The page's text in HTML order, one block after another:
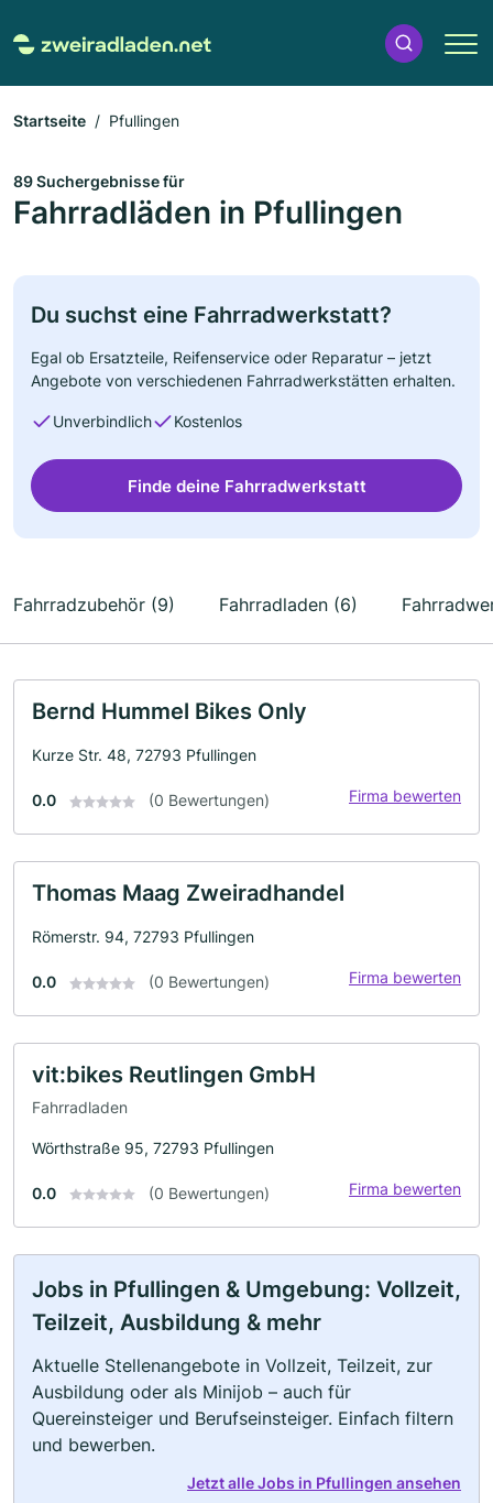
Startseite Pfullingen
89 Suchergebnisse für
Fahrradläden in Pfullingen
Du suchst eine Fahrradwerkstatt?
Egal ob Ersatzteile, Reifenservice oder Reparatur – jetzt
Angebote von verschiedenen Fahrradwerkstätten erhalten.
Unverbindlich Kostenlos
Finde deine Fahrradwerkstatt
Fahrradzubehör (9) Fahrradladen (6)
Bernd Hummel Bikes Only
Kurze Str. 48, 72793 Pfullingen
0.0 (0 Bewertungen) Firma bewerten
Thomas Maag Zweiradhandel
Römerstr. 94, 72793 Pfullingen
0.0 (0 Bewertungen) Firma bewerten
vit:bikes Reutlingen GmbH
Fahrradladen
Wörthstraße 95, 72793 Pfullingen
0.0 (0 Bewertungen) Firma bewerten
Jobs in Pfullingen & Umgebung: Vollzeit,
Teilzeit, Ausbildung & mehr
Aktuelle Stellenangebote in Vollzeit, Teilzeit, zur
Ausbildung oder als Minijob – auch für
Quereinsteiger und Berufseinsteiger. Einfach filtern
und bewerben.
Jetzt alle Jobs in Pfullingen ansehen